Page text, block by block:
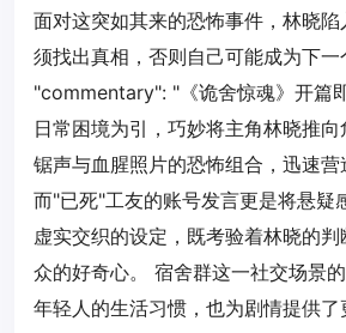
面对这突如其来的恐怖事件，林晓
须找出真相，否则自己可能成为下一
"commentary": "《诡舍惊魂》开篇
日常困境为引，巧妙将主角林晓推
锯声与血腥照片的恐怖组合，迅速营
而"已死"工友的账号发言更是将悬疑
虚实交织的设定，既考验着林晓的
众的好奇心。 宿舍群这一社交场景
年轻人的生活习惯，也为剧情提供